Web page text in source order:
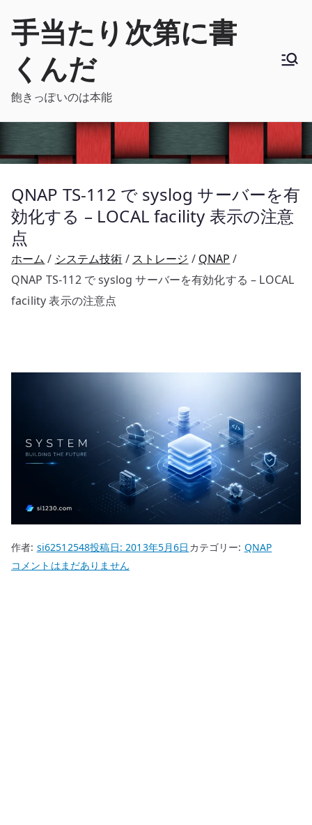
手当たり次第に書
くんだ
飽きっぽいのは本能
QNAP TS-112 で syslog サーバーを有
効化する – LOCAL facility 表示の注意
点
ホーム システム技術 ストレージ
QNAP
QNAP TS-112 で syslog サーバーを有効化する – LOCAL
facility 表示の注意点
作者: si62512548投稿日:2013年5月6日 カテゴリー: QNAP
QNAP
コメントはまだありません